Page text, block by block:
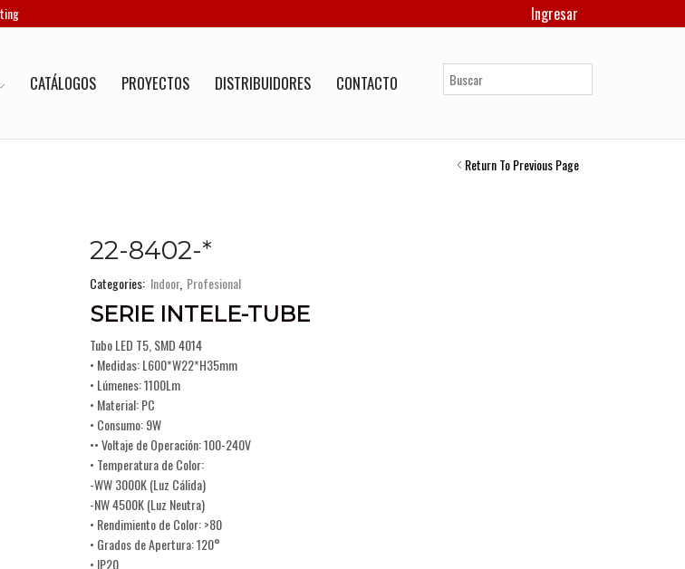
Ingresar
CATÁLOGOS PROYECTOS DISTRIBUIDORES CONTACTO
Return To Previous Page
22-8402-*
Categories: Indoor, Profesional
SERIE INTELE-TUBE
Tubo LED T5, SMD 4014
• Medidas: L600*W22*H35mm
• Lúmenes: 1100Lm
• Material: PC
• Consumo: 9W
•• Voltaje de Operación: 100-240V
• Temperatura de Color:
-WW 3000K (Luz Cálida)
-NW 4500K (Luz Neutra)
• Rendimiento de Color: >80
• Grados de Apertura: 120°
• IP20